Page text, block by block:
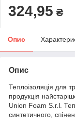
324,95 ₴
Опис
Опис
Теплоізоляція для
продукція
Union Foam S.r.l.
синтетичного,